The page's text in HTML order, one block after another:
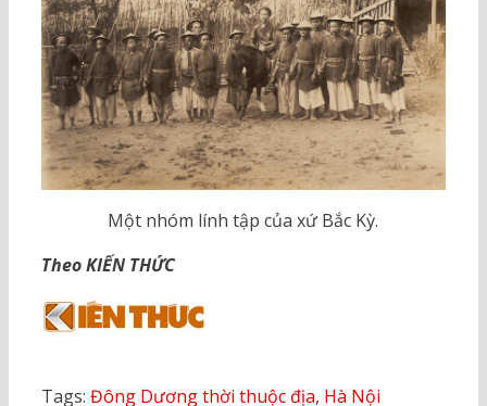
Một nhóm lính tập của xứ Bắc Kỳ.
Theo KIẾN THỨC
Tags: Đông Dương thời thuộc địa, Hà Nội